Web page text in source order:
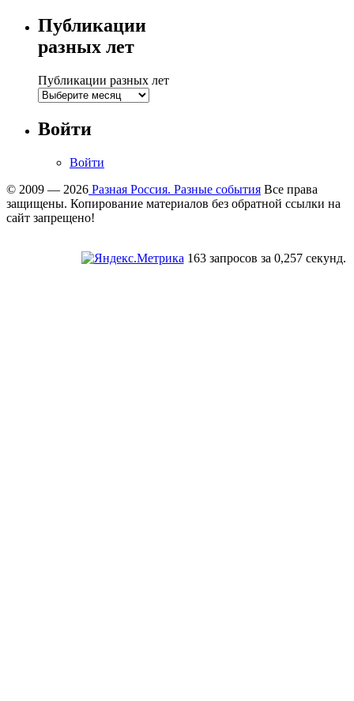
Публикации
разных лет
Публикации разных лет
Войти
Войти
© 2009 — 2026 Разная Россия. Разные события Все права
защищены. Копирование материалов без обратной ссылки на
сайт запрещено!
163 запросов за 0,257 секунд.